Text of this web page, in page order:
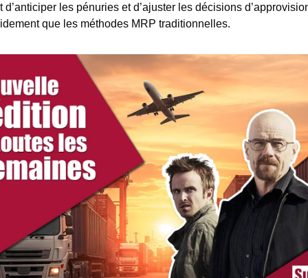
d’anticiper les pénuries et d’ajuster les décisions
que les méthodes MRP traditionnelles.